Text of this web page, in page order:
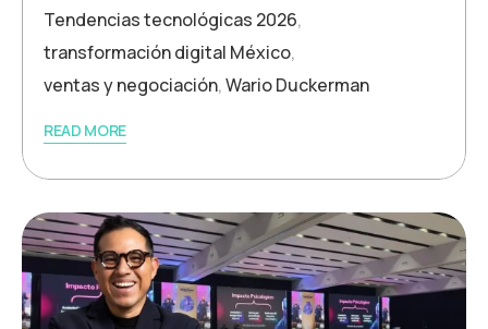
Tendencias tecnológicas 2026,
transformación digital México,
ventas y negociación,Wario Duckerman
READ MORE